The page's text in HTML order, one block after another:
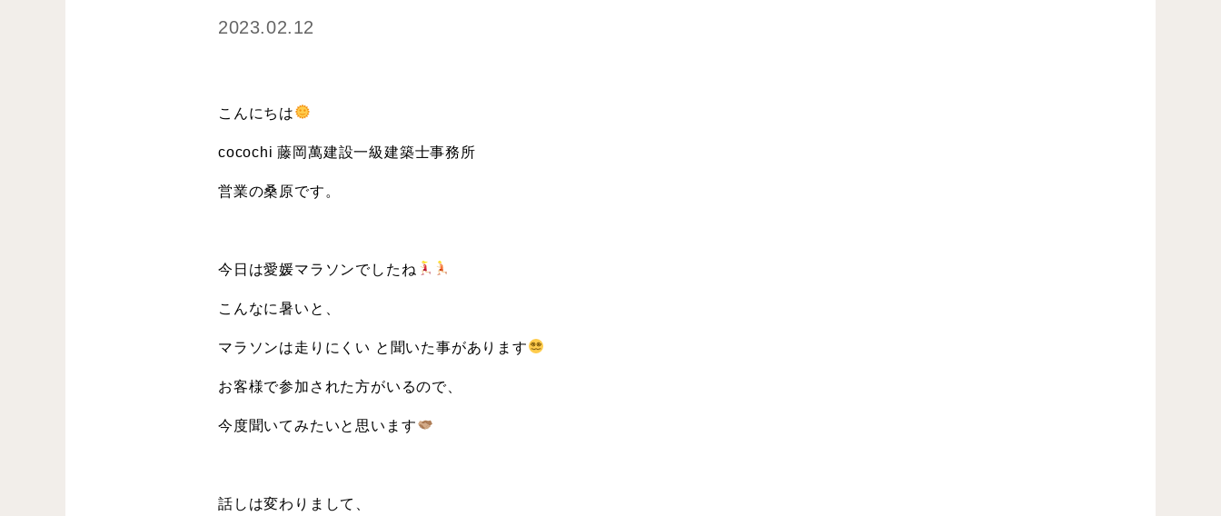
2023.02.12
こんにちは
cocochi 藤岡萬建設一級建築士事務所
営業の桑原です。
今日は愛媛マラソンでしたね
こんなに暑いと、
マラソンは走りにくい と聞いた事があります
お客様で参加された方がいるので、
今度聞いてみたいと思います
話しは変わりまして、